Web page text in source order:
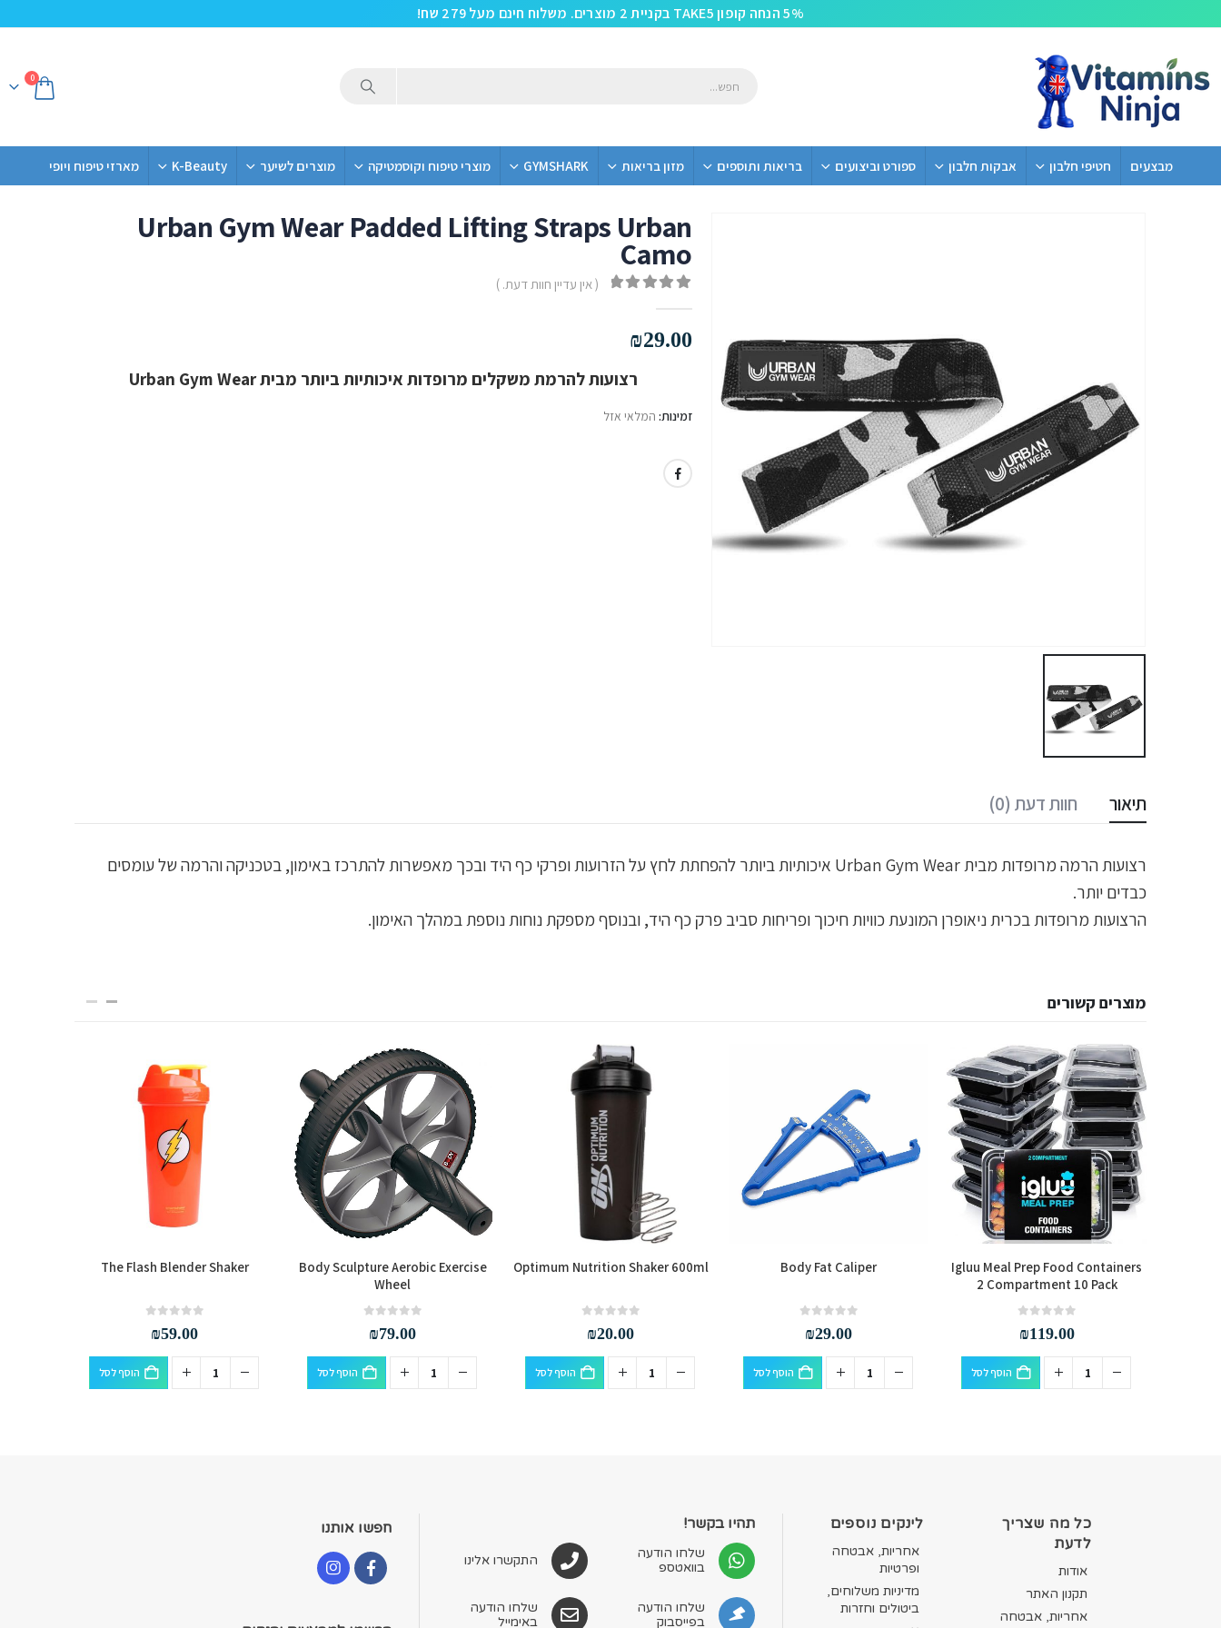
5% הנחה קופון TAKE5 בקניית 2 מוצרים. משלוח חינם מעל 279 שח!
0
מבצעים חטיפי חלבון אבקות חלבון ספורט וביצועים בריאות ותוספים מזון בריאות GYMSHARK מוצרי טיפוח וקוסמטיקה מוצרים לשיער K-Beauty מארזי טיפוח ויופי
Urban Gym Wear Padded Lifting Straps Urban
Camo
( אין עדיין חוות דעת. )
₪29.00
רצועות להרמת משקלים מרופדות איכותיות ביותר מבית Urban Gym Wear
זמינות: המלאי אזל
תיאור חוות דעת (0)
רצועות הרמה מרופדות מבית Urban Gym Wear איכותיות ביותר להפחתת לחץ על הזרועות ופרקי כף היד ובכך מאפשרות להתרכז באימון, בטכניקה והרמה של עומסים
כבדים יותר.
הרצועות מרופדות בכרית ניאופרן המונעת כוויות חיכוך ופריחות סביב פרק ​​כף היד, ובנוסף מספקת נוחות נוספת במהלך האימון.
מוצרים קשורים
Igluu Meal Prep Food Containers
2 Compartment 10 Pack
₪119.00
הוסף לסל
Body Fat Caliper
₪29.00
הוסף לסל
Optimum Nutrition Shaker 600ml
₪20.00
הוסף לסל
Body Sculpture Aerobic Exercise
Wheel
₪79.00
הוסף לסל
The Flash Blender Shaker
₪59.00
הוסף לסל
כל מה שצריך
לדעת
אודות
תקנון האתר
אחריות, אבטחה
לינקים נוספים
אחריות, אבטחה
ופרטיות
מדיניות משלוחים,
ביטולים וחזרות
תהיו בקשר!
שלחו הודעה
בוואטספ
שלחו הודעה
בפייסבוק
התקשרו אלינו
שלחו הודעה
באימייל
חפשו אותנו